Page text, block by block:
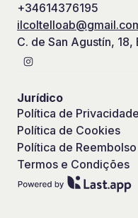
+34614376195
C. de San Agustín,
Jurídico
Política de Privacidade
Política de Cookies
Política de Reembolso
Termos e Condições